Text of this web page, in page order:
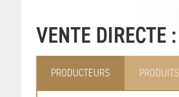
VENTE DIRECTE :
PRODUCTEURS PRODUITS